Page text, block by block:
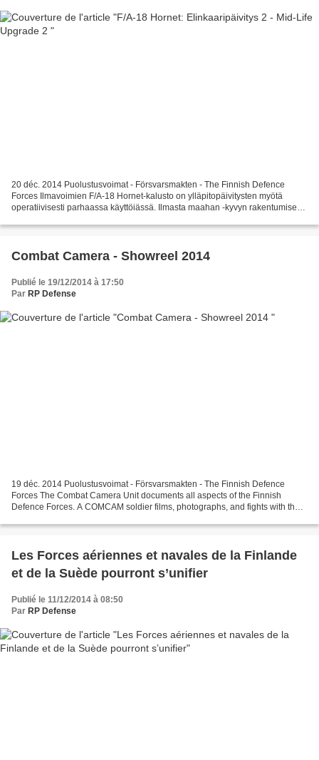
20 déc. 2014 Puolustusvoimat - Försvarsmakten - The Finnish Defence
Forces Ilmavoimien F/A-18 Hornet-kalusto on ylläpitopäivitysten myötä
operatiivisesti parhaassa käyttöiässä. Ilmasta maahan -kyvyn rakentumisen
Combat Camera - Showreel 2014
Publié le 19/12/2014 à 17:50
Par RP Defense
19 déc. 2014 Puolustusvoimat - Försvarsmakten - The Finnish Defence
Forces The Combat Camera Unit documents all aspects of the Finnish
Defence Forces. A COMCAM soldier films, photographs, and fights with the
Les Forces aériennes et navales de la Finlande
et de la Suède pourront s’unifier
Publié le 11/12/2014 à 08:50
Par RP Defense